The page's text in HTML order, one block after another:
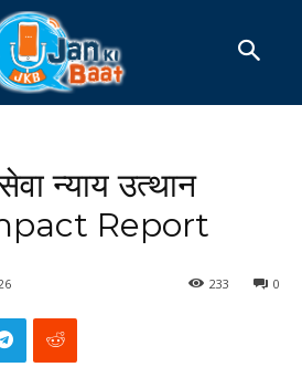
न्याय उत्थान
Report
0
233